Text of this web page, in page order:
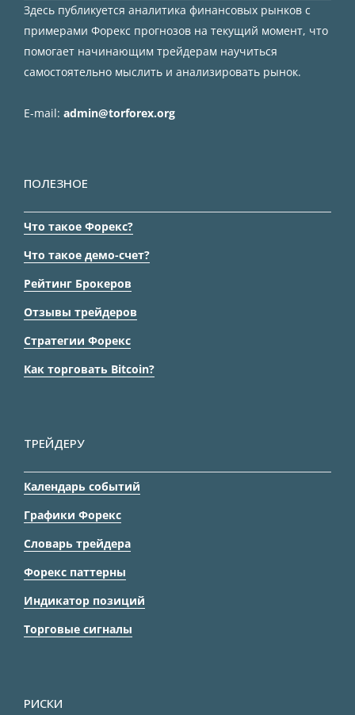
Здесь публикуется аналитика финансовых рынков с
примерами Форекс прогнозов на текущий момент, что
помогает начинающим трейдерам научиться
самостоятельно мыслить и анализировать рынок.
E-mail: admin@torforex.org
ПОЛЕЗНОЕ
Что такое Форекс?
Что такое демо-счет?
Рейтинг Брокеров
Отзывы трейдеров
Стратегии Форекс
Как торговать Bitcoin?
ТРЕЙДЕРУ
Календарь событий
Графики Форекс
Словарь трейдера
Форекс паттерны
Индикатор позиций
Торговые сигналы
РИСКИ